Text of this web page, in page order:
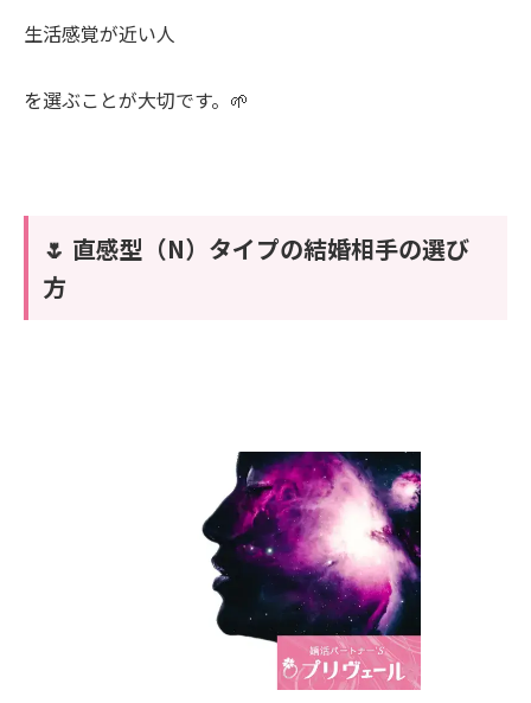
生活感覚が近い人
を選ぶことが大切です。🌱
🌷 直感型（N）タイプの結婚相手の選び
方